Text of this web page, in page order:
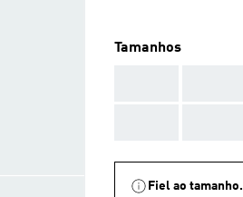
Tamanhos
Fiel ao tamanho.